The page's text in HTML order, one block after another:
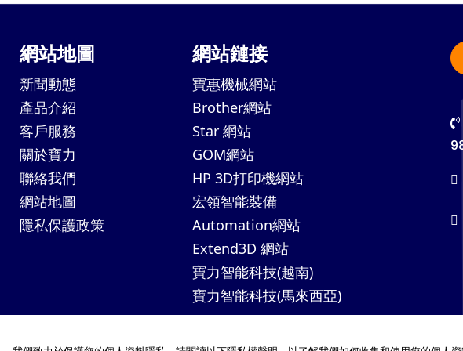
網站地圖
新聞動態
產品介紹
客戶服務
關於寶力
聯絡我們
網站地圖
隱私保護政策
網站鏈接
寶惠機械網站
Brother網站
Star 網站
GOM網站
HP 3D打印機網站
宏領智能裝備
Automation網站
Extend3D 網站
寶力智能科技(越南)
寶力智能科技(馬來西亞)